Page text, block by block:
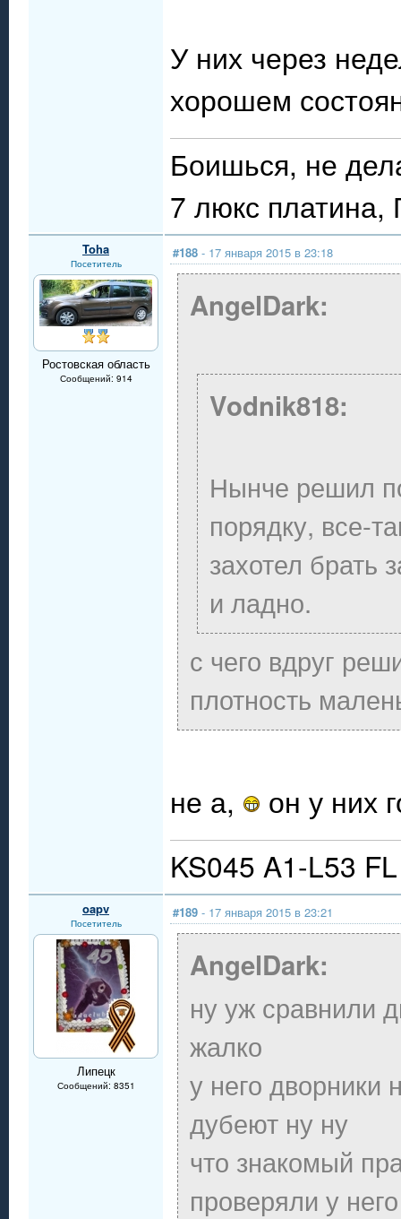
У них через
хорошем
Боишься, не
7 люкс
Toha
Посетитель
Ростовская область
Сообщений: 914
#188 - 17 января 2015 в 23:18
AngelDark:
Vodnik818:
Нынче решил
порядку, все-
захотел брать
и ладно.
с чего вдруг
плотность
не а,
он у них
KS045 A1-L53
oapv
Посетитель
Липецк
Сообщений: 8351
#189 - 17 января 2015 в 23:21
AngelDark:
ну уж сравнили
жалко
у него
дубеют ну ну
что знакомый
проверяли у